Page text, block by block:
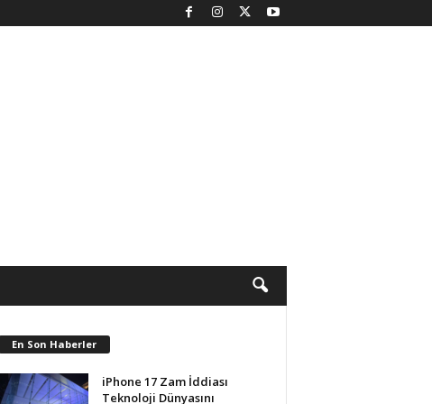
En Son Haberler
iPhone 17 Zam İddiası
Teknoloji Dünyasını